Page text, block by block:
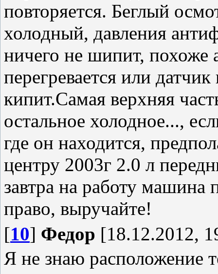
повторяется. Беглый
холодный, давления
ничего не шипит, похоже
перегревается или
кипит.Самая верхняя
остальное холодное...,
где он находится,
центру 2003г 2.0 л
завтра на работу машина
право, выручайте!
[10] Федор [18.12.2012,
Я не знаю расположение